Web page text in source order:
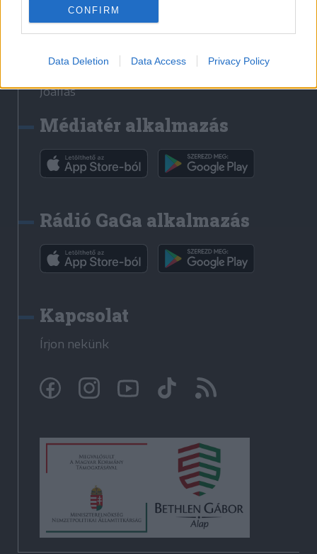
CONFIRM
Data Deletion Data Access Privacy Policy
Erdélyi Napló
Főtér
Jóállás
Médiatér alkalmazás
Rádió GaGa alkalmazás
Kapcsolat
Írjon nekünk